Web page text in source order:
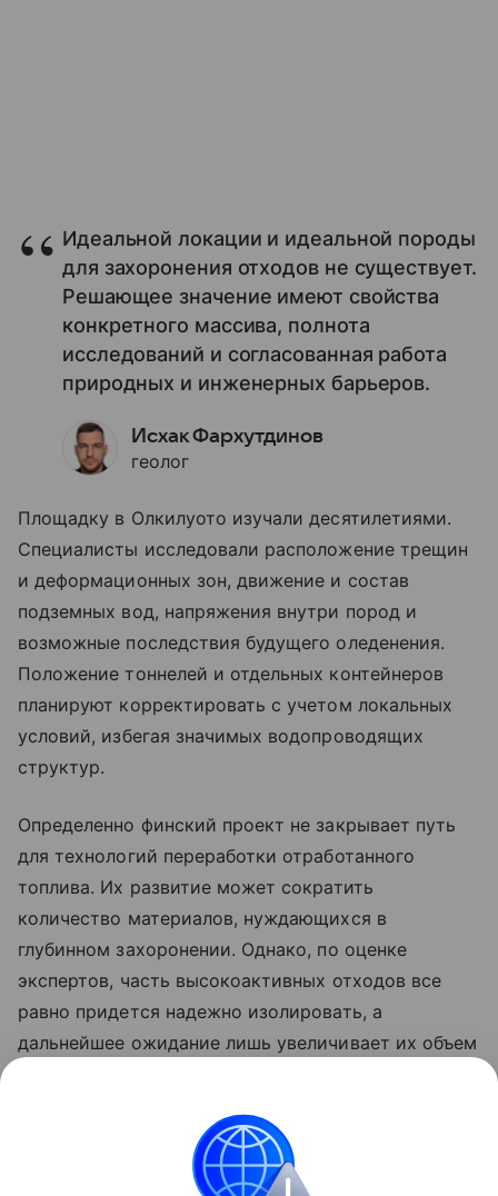
Идеальной локации и идеальной породы
для захоронения отходов не существует.
Решающее значение имеют свойства
конкретного массива, полнота
исследований и согласованная работа
природных и инженерных барьеров.
Исхак Фархутдинов
геолог
Площадку в Олкилуото изучали десятилетиями.
Специалисты исследовали расположение трещин
и деформационных зон, движение и состав
подземных вод, напряжения внутри пород и
возможные последствия будущего оледенения.
Положение тоннелей и отдельных контейнеров
планируют корректировать с учетом локальных
условий, избегая значимых водопроводящих
структур.
Определенно финский проект не закрывает путь
для технологий переработки отработанного
топлива. Их развитие может сократить
количество материалов, нуждающихся в
глубинном захоронении. Однако, по оценке
экспертов, часть высокоактивных отходов все
равно придется надежно изолировать, а
дальнейшее ожидание лишь увеличивает их объем
оценилинадежность первого в мире
«вечного» ядерного хранилища.